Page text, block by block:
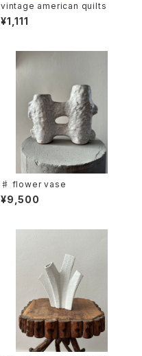
vintage american quilts
¥1,111
♯ flower vase
¥9,500